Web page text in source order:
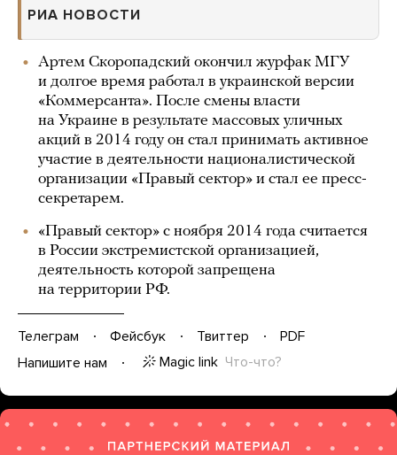
РИА НОВОСТИ
Артем Скоропадский окончил журфак МГУ
и долгое время работал в украинской версии
«Коммерсанта». После смены власти
на Украине в результате массовых уличных
акций в 2014 году он стал принимать активное
участие в деятельности националистической
организации «Правый сектор» и стал ее пресс-
секретарем.
«Правый сектор» с ноября 2014 года считается
в России экстремистской организацией,
деятельность которой запрещена
на территории РФ.
Телеграм Фейсбук Твиттер
PDF
Напишите нам
Magic link Что-что?